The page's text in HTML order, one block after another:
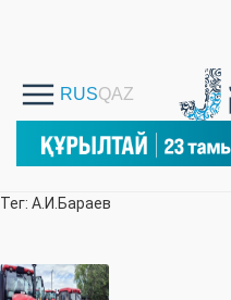
Тег: А.И.Бараев